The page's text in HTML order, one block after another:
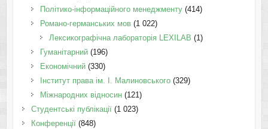
Політико-інформаційного менеджменту(414)
Романо-германських мов(1 022)
Лексикографічна лабораторія LEXILAB (1)
Гуманітарний(196)
Економічний(330)
Інститут права ім. І. Малиновського(329)
Міжнародних відносин(121)
Студентські публікації(1 023)
Конференції(848)